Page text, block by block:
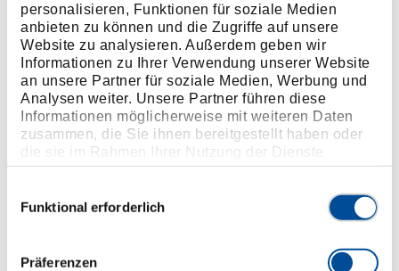
personalisieren, Funktionen für soziale Medien
anbieten zu können und die Zugriffe auf unsere
Website zu analysieren. Außerdem geben wir
Informationen zu Ihrer Verwendung unserer Website
an unsere Partner für soziale Medien, Werbung und
Analysen weiter. Unsere Partner führen diese
Informationen möglicherweise mit weiteren Daten
zusammen, die Sie ihnen bereitgestellt haben oder
die sie im Rahmen Ihrer Nutzung der Dienste
gesammelt haben. Unsere vollständige
Funktional erforderlich
Präferenzen
MEHR INFORMATIONEN ÜBER
HOCHMOMENTWERKZEUGE
Produktlinie
Produktbeschreibung
der Innensechskanteinsatz lässt sich direkt in den